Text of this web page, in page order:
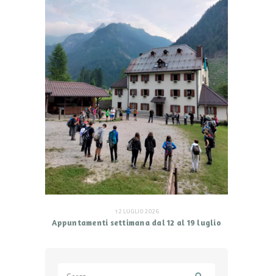
12 LUGLIO 2026
Appuntamenti settimana dal 12 al 19 luglio